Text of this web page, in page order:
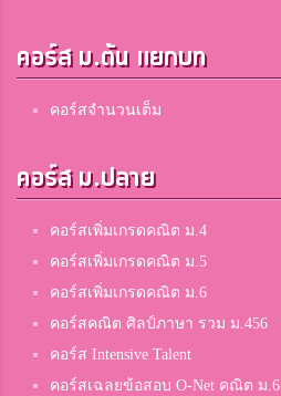
คอร์ส ม.ต้น แยกบท
คอร์สจำนวนเต็ม
คอร์ส ม.ปลาย
คอร์สเพิ่มเกรดคณิต ม.4
คอร์สเพิ่มเกรดคณิต ม.5
คอร์สเพิ่มเกรดคณิต ม.6
คอร์สคณิต ศิลป์ภาษา รวม ม.456
คอร์ส Intensive Talent
คอร์สเฉลยข้อสอบ O-Net คณิต ม.6